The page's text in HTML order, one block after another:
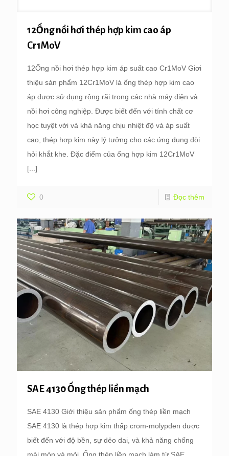
12Ống nồi hơi thép hợp kim cao áp
Cr1MoV
12Ống nồi hơi thép hợp kim áp suất cao Cr1MoV Giơi
thiệu sản phẩm 12Cr1MoV là ống thép hợp kim cao
áp được sử dụng rộng rãi trong các nhà máy điện và
nồi hơi công nghiệp. Được biết đến với tính chất cơ
học tuyệt vời và khả năng chịu nhiệt độ và áp suất
cao, thép hợp kim này lý tưởng cho các ứng dụng đòi
hỏi khắt khe. Đặc điểm của ống hợp kim 12Cr1MoV
[...]
0 Đọc thêm
SAE 4130 Ống thép liền mạch
SAE 4130 Giới thiệu sản phẩm ống thép liền mạch
SAE 4130 là thép hợp kim thấp crom-molypden được
biết đến với độ bền, sự dẻo dai, và khả năng chống